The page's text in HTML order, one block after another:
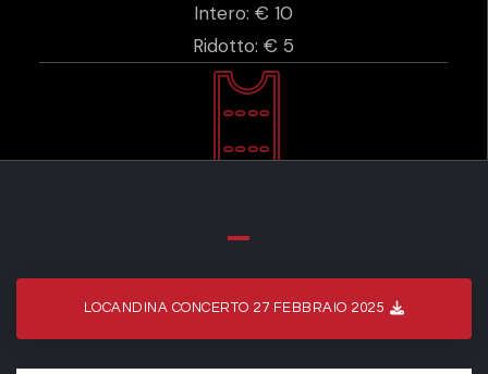
Intero: € 10
Ridotto: € 5
LOCANDINA CONCERTO 27 FEBBRAIO 2025